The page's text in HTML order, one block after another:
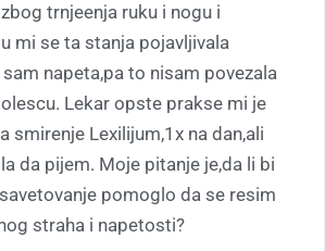
trnjeenja ruku i nogu i
mi se ta stanja pojavljivala
napeta,pa to nisam povezala
Lekar opste prakse mi je
smirenje Lexilijum,1x na dan,ali
da pijem. Moje pitanje je,da li bi
pomoglo da se resim
straha i napetosti?